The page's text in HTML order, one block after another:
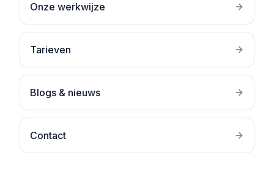
Onze werkwijze
Tarieven
Blogs & nieuws
Contact